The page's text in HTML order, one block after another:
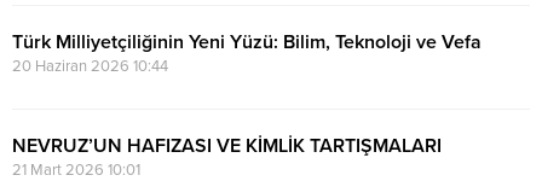
Türk Milliyetçiliğinin Yeni Yüzü: Bilim, Teknoloji ve Vefa
20 Haziran 2026 10:44
NEVRUZ’UN HAFIZASI VE KİMLİK TARTIŞMALARI
21 Mart 2026 10:01